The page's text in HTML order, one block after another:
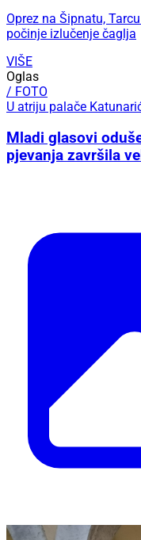
Oprez na Šipnatu,
počinje izlučenje čaglja
VIŠE
Oglas
/ FOTO
U atriju palače
Mladi glasovi
pjevanja završila